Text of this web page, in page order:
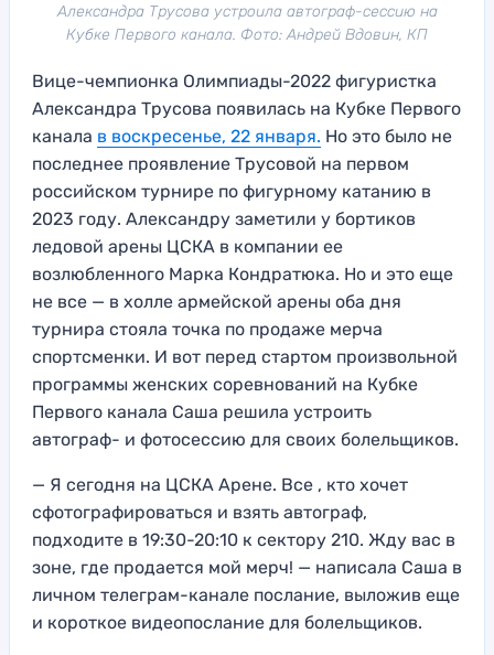
Александра Трусова устроила автограф-сессию на
Кубке Первого канала. Фото: Андрей Вдовин, КП
Вице-чемпионка Олимпиады-2022 фигуристка
Александра Трусова появилась на Кубке Первого
канала в воскресенье, 22 января. Но это было не
последнее проявление Трусовой на первом
российском турнире по фигурному катанию в
2023 году. Александру заметили у бортиков
ледовой арены ЦСКА в компании ее
возлюбленного Марка Кондратюка. Но и это еще
не все — в холле армейской арены оба дня
турнира стояла точка по продаже мерча
спортсменки. И вот перед стартом произвольной
программы женских соревнований на Кубке
Первого канала Саша решила устроить
автограф- и фотосессию для своих болельщиков.
— Я сегодня на ЦСКА Арене. Все , кто хочет
сфотографироваться и взять автограф,
подходите в 19:30-20:10 к сектору 210. Жду вас в
зоне, где продается мой мерч! — написала Саша в
личном телеграм-канале послание, выложив еще
и короткое видеопослание для болельщиков.